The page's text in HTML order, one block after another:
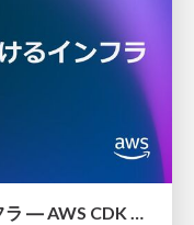
ソフトウェア設計に溶けるインフラ ― AWS CDK のインフラ認識論